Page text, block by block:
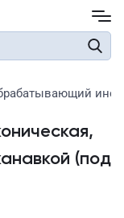
(под